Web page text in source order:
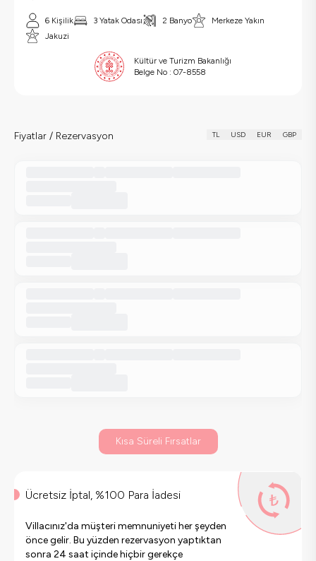
6 Kişilik 3 Yatak Odası 2 Banyo
Merkeze Yakın
Jakuzi
Kültür ve Turizm Bakanlığı
Belge No : 07-8558
Fiyatlar / Rezervasyon TL USD EUR GBP
Kısa Süreli Fırsatlar
Ücretsiz İptal, %100 Para İadesi
Villacınız'da müşteri memnuniyeti her şeyden
önce gelir. Bu yüzden rezervasyon yaptıktan
sonra 24 saat içinde hiçbir gerekçe